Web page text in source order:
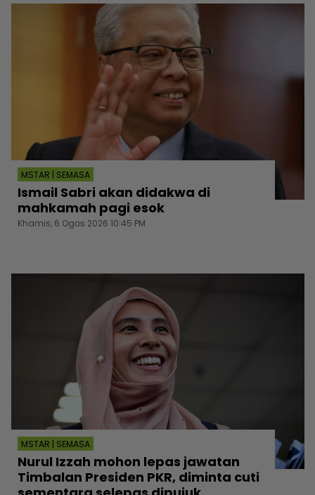
MSTAR | SEMASA
Ismail Sabri akan didakwa di
mahkamah pagi esok
Khamis, 6 Ogos 2026 10:45 PM
MSTAR | SEMASA
Nurul Izzah mohon lepas jawatan
Timbalan Presiden PKR, diminta cuti